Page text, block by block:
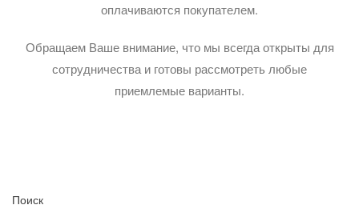
оплачиваются покупателем.
Обращаем Ваше внимание, что мы всегда открыты для
сотрудничества и готовы рассмотреть любые
приемлемые варианты.
Поиск